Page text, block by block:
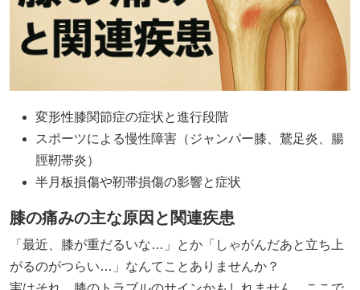
変形性膝関節症の症状と進行段階
スポーツによる慢性障害（ジャンパー膝、鵞足炎、腸
脛靭帯炎）
半月板損傷や靭帯損傷の影響と症状​
膝の痛みの主な原因と関連疾患
「最近、膝が重だるいな…」とか「しゃがんだあと立ち上
がるのがつらい…」なんてことありませんか？